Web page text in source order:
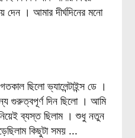
দেন । আমার দীর্ঘদিনের মনো
ছিলো ভ্যালেন্টাইন্স ডে ।
গুরুত্বপূর্ণ দিন ছিলো । আমি
ব্যস্ত ছিলাম । শুধু নতুন
কিছুটা সময় ...